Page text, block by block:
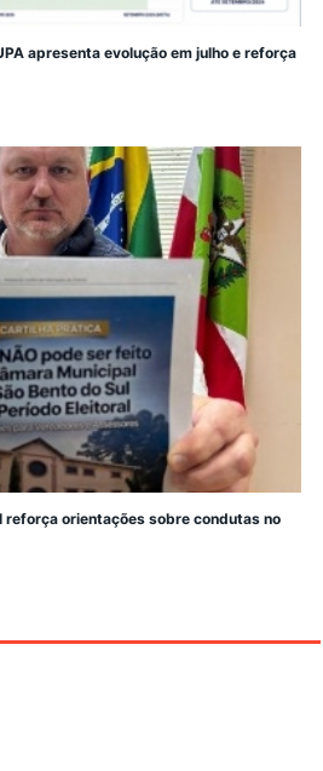
apresenta evolução em julho e reforça
reforça orientações sobre condutas no